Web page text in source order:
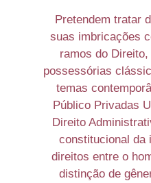
Pretendem tratar
suas imbricações
ramos do
possessórias
temas
Público Privadas
Direito
constitucional da
direitos entre o
distinção de